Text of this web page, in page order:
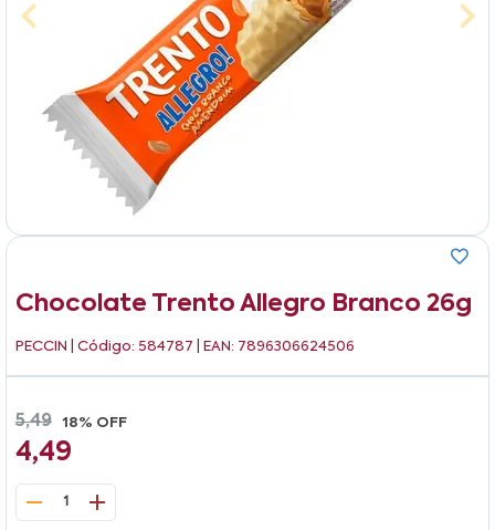
Chocolate Trento Allegro Branco 26g
PECCIN | Código: 584787 | EAN: 7896306624506
5,49 18% OFF
4,49
1